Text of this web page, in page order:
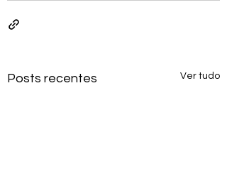
Posts recentes Ver tudo